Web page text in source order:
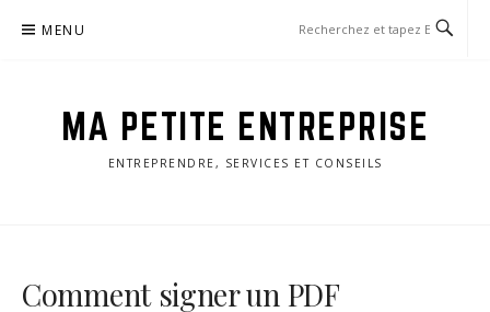
MENU
MA PETITE ENTREPRISE
ENTREPRENDRE, SERVICES ET CONSEILS
Comment signer un PDF